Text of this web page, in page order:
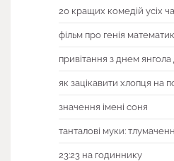
20 кращих комедій усіх
фільм про генія
привітання з днем
як зацікавити хлопця на
значення імені соня
танталові муки:
23:23 на годиннику